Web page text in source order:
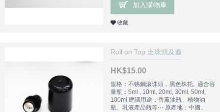
加入購物車
收藏
Roll on Top 走珠頭及蓋
HK$15.00
規格：不锈鋼滾珠頭，黑色珠托, 適合容
量瓶：5ml , 10ml, 20ml, 30ml, 50ml,
100ml 建議用途：香薰油瓶、植物油
瓶、乳液產品瓶等⋯ 原產地：中國..